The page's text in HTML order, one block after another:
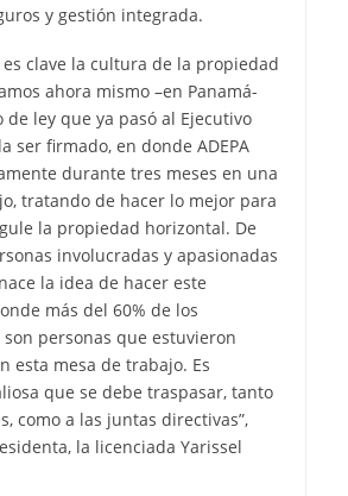
y gestión integrada.
es clave la cultura de la propiedad
ahora mismo –en Panamá-
ley que ya pasó al Ejecutivo
ser firmado, en donde ADEPA
durante tres meses en una
tratando de hacer lo mejor para
la propiedad horizontal. De
involucradas y apasionadas
la idea de hacer este
más del 60% de los
personas que estuvieron
esta mesa de trabajo. Es
que se debe traspasar, tanto
como a las juntas directivas”,
la licenciada Yarissel